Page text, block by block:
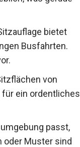
bietet
Busfahrten.
von
ein ordentliches
passt,
oder Muster sind